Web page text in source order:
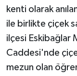
kenti olarak
ile birlikte çiçek
ilçesi Eskibağlar
Caddesi'nde
mezun olan